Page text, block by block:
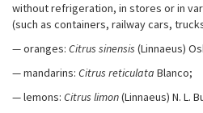
without refrigeration, in stores or in
(such as containers, railway cars,
— oranges: Citrus sinensis (Linnaeus)
— mandarins: Citrus reticulata Blanco;
— lemons: Citrus limon(Linnaeus) N. L.